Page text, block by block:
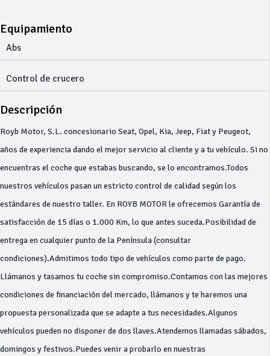
Equipamiento
Abs
Control de crucero
Descripción
Royb Motor, S.L. concesionario Seat, Opel, Kia, Jeep, Fiat y Peugeot,
años de experiencia dando el mejor servicio al cliente y a tu vehículo. Si no
encuentras el coche que estabas buscando, se lo encontramos.Todos
nuestros vehículos pasan un estricto control de calidad según los
estándares de nuestro taller. En ROYB MOTOR le ofrecemos Garantía de
satisfacción de 15 días o 1.000 Km, lo que antes suceda.Posibilidad de
entrega en cualquier punto de la Península (consultar
condiciones).Admitimos todo tipo de vehículos como parte de pago.
Llámanos y tasamos tu coche sin compromiso.Contamos con las mejores
condiciones de financiación del mercado, llámanos y te haremos una
propuesta personalizada que se adapte a tus necesidades.Algunos
vehículos pueden no disponer de dos llaves.Atendemos llamadas sábados,
domingos y festivos.Puedes venir a probarlo en nuestras